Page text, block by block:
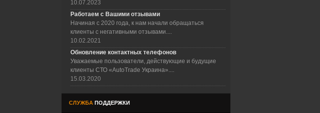
10.07.2023
Работаем с Вашими отзывами
Начиная с 2020 года, к нам начали обращаться
клиенты с негативными отзывами....
10.02.2021
Обновление контактных телефонов
Уважаемые пользователи, действующие и будущие
клиенты СТО «AutoTrade Украина»....
15.03.2020
СЛУЖБА ПОДДЕРЖКИ